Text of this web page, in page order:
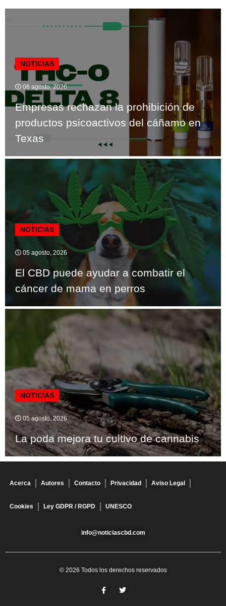
NOTICIAS
06 agosto, 2026
Empresas rechazan la prohibición de
productos psicoactivos del cáñamo en
Texas
NOTICIAS
05 agosto, 2026
El CBD puede ayudar a combatir el
cáncer de mama en perros
NOTICIAS
05 agosto, 2026
La poda mejora tu cultivo de cannabis
Acerca Autores Contacto Privacidad Aviso Legal
Cookies Ley GDPR / RGPD UNESCO
info@noticiascbd.com
© 2026 Todos los derechos reservados